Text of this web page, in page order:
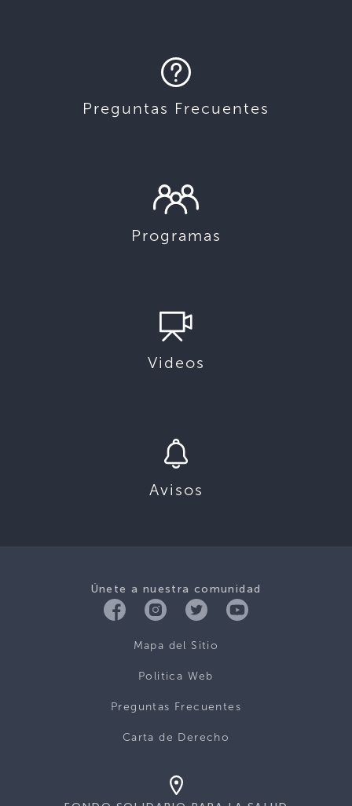
Preguntas Frecuentes
Programas
Videos
Avisos
Únete a nuestra comunidad
Mapa del Sitio
Politica Web
Preguntas Frecuentes
Carta de Derecho